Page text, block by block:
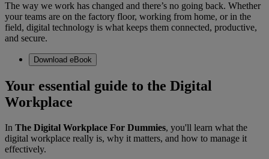
The way we work has changed and there’s no going back. Whether
your teams are on the factory floor, working from home, or in the
field, digital technology is what keeps them connected, productive,
and secure.
Download eBook
Your essential guide to the Digital
Workplace
In The Digital Workplace For Dummies, you'll learn what the
digital workplace really is, why it matters, and how to manage it
effectively.